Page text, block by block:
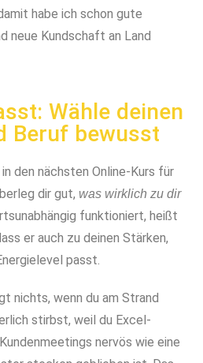
habe ich schon gute
neue Kundschaft an Land
Wähle deinen
Beruf bewusst
den nächsten Online-Kurs für
dir gut, was wirklich zu dir
funktioniert, heißt
er auch zu deinen Stärken,
passt.
nichts, wenn du am Strand
stirbst, weil du Excel-
nervös wie eine